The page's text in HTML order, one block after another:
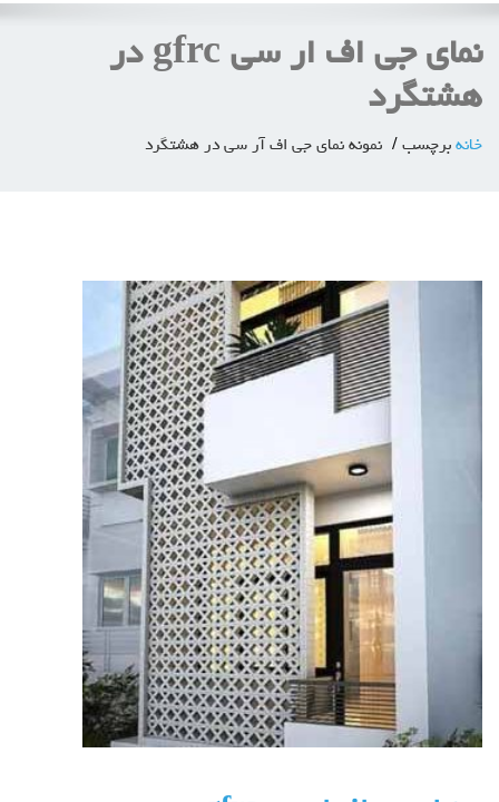
نماي جي اف ار سي gfrc در
هشتگرد
خانه برچسب نمونه نمای جی اف آر سی در هشتگرد